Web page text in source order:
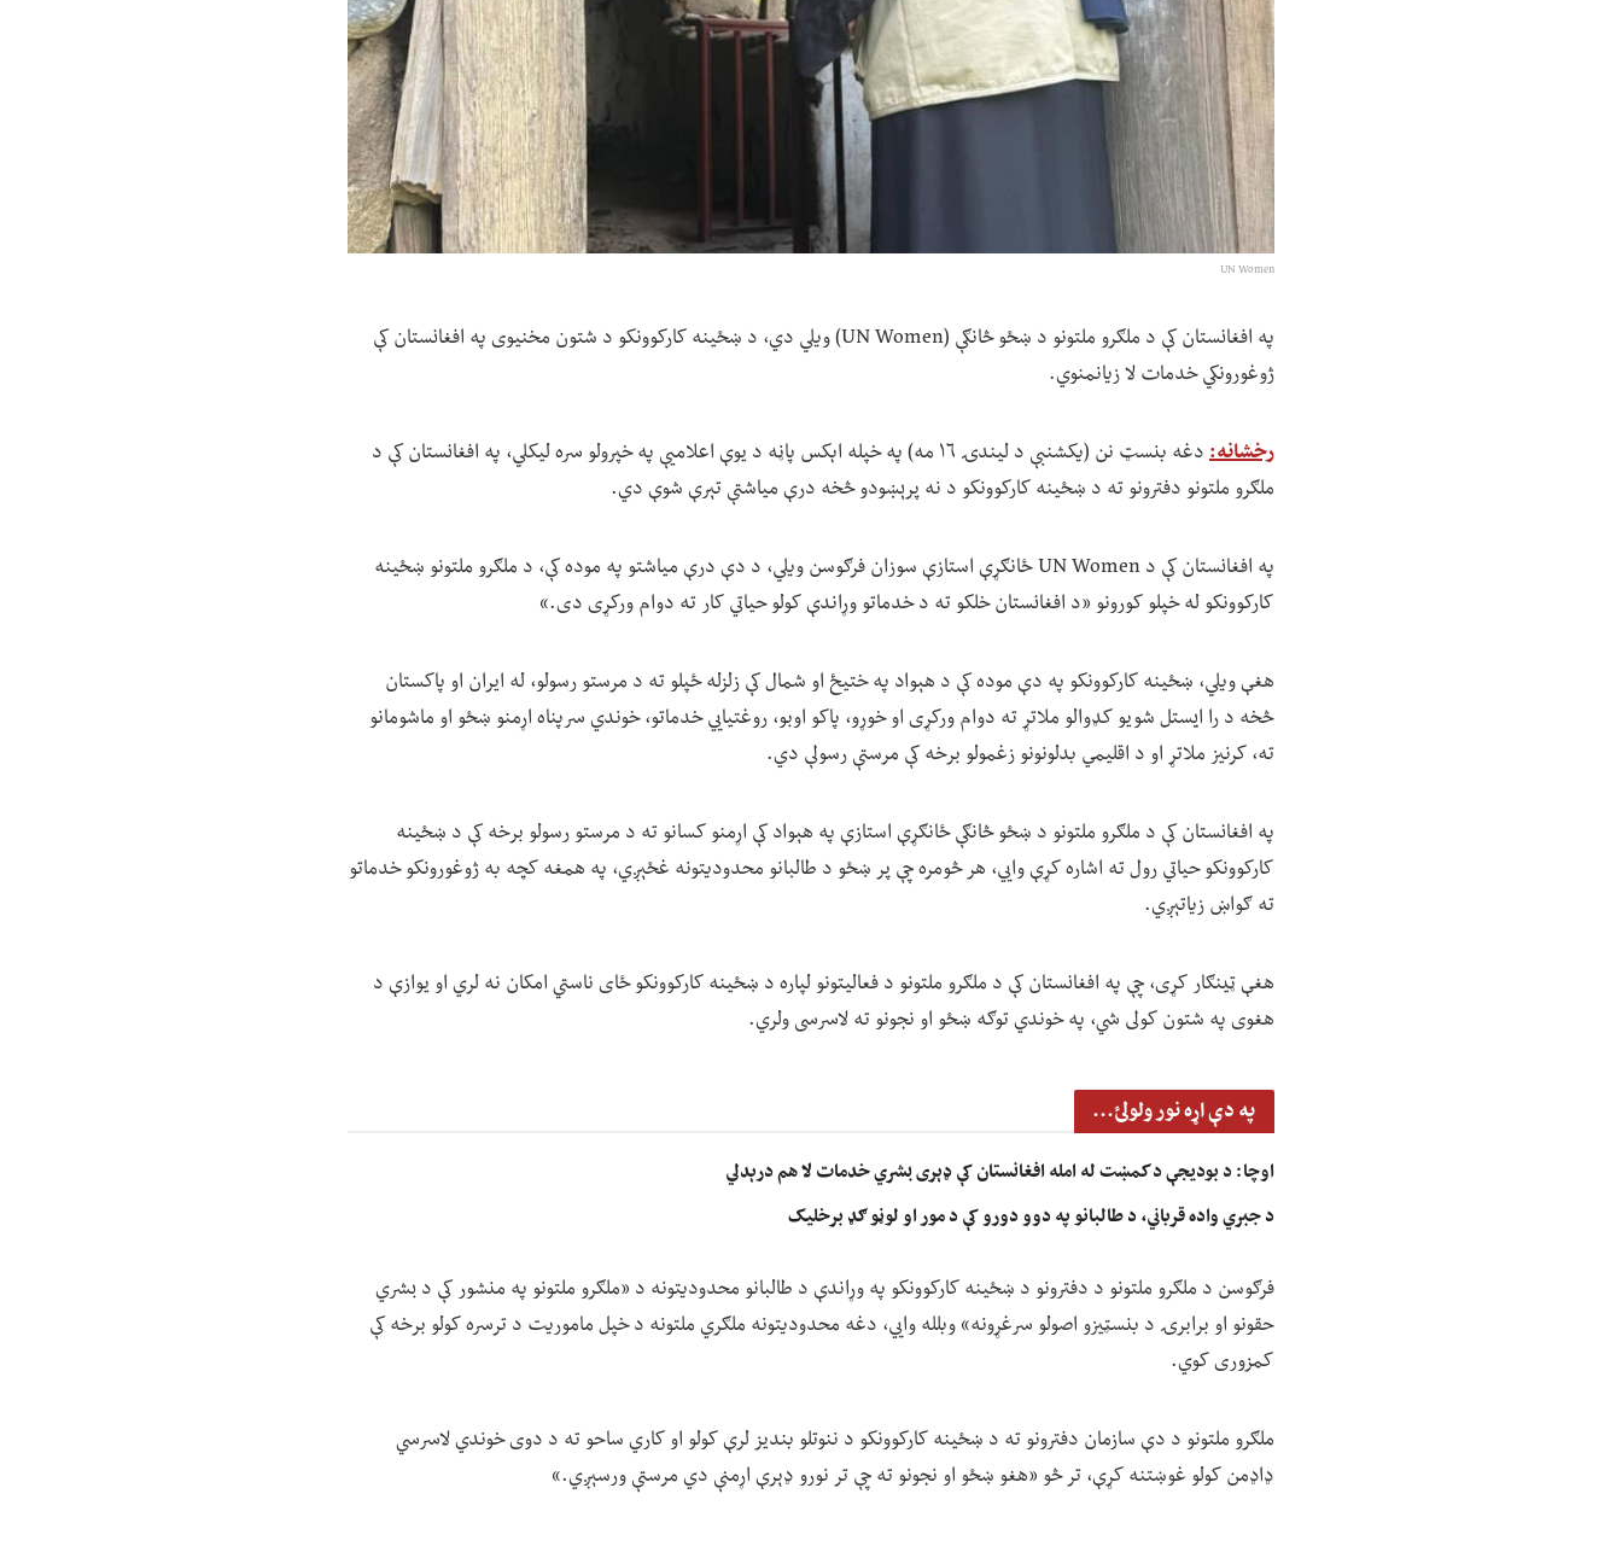
UN Women
په افغانستان کې د ملګرو ملتونو د ښځو څانګې (UN Women) ویلي دي، د ښځینه کارکوونکو د شتون مخنیوی په افغانستان کې
ژوغورونکي خدمات لا زیانمنوي.
رخشانه:
دغه بنسټ نن (یکشنبې د لیندۍ ۱۶ مه) په خپله اېکس پاڼه د یوې اعلامیې په خپرولو سره لیکلي، په افغانستان کې د
ملګرو ملتونو دفترونو ته د ښځينه کارکوونکو د نه پرېښودو څخه درې میاشتې تېرې شوې دي.
په افغانستان کې د UN Women ځانګړې استازې سوزان فرګوسن ویلي، د دې درې میاشتو په موده کې، د ملګرو ملتونو ښځینه
کارکوونکو له خپلو کورونو «د افغانستان خلکو ته د خدماتو وړاندې کولو حیاتي کار ته دوام ورکړی دی.»
هغې ویلي، ښځينه کارکوونکو په دې موده کې د هېواد په ختیځ او شمال کې زلزله ځپلو ته د مرستو رسولو، له ایران او پاکستان
څخه د را ایستل شویو کډوالو ملاتړ ته دوام ورکړی او خوړو، پاکو اوبو، روغتیايي خدماتو، خوندي سرپناه اړمنو ښځو او ماشومانو
ته، کرنیز ملاتړ او د اقلیمي بدلونونو زغمولو برخه کې مرستې رسولې دي.
په افغانستان کې د ملګرو ملتونو د ښځو څانګې ځانګړې استازې په هېواد کې اړمنو کسانو ته د مرستو رسولو برخه کې د ښځينه
کارکوونکو حیاتي رول ته اشاره کړې وايي، هر څومره چې پر ښځو د طالبانو محدودیتونه غځېږي، په همغه کچه به ژوغورونکو خدماتو
ته ګواښ زیاتېږي.
هغې ټينګار کړی، چې په افغانستان کې د ملګرو ملتونو د فعالیتونو لپاره د ښځینه کارکوونکو ځای ناستي امکان نه لري او یوازې د
هغوی په شتون کولی شي، په خوندي توګه ښځو او نجونو ته لاسرسی ولري.
په دې اړه نور ولولئ...
اوچا: د بودیجې د کمښت له امله افغانستان کې ډېری بشري خدمات لا هم درېدلي
د جبري واده قرباني، د طالبانو په دوو دورو کې د مور او لوڼو ګډ برخلیک
فرګوسن د ملګرو ملتونو د دفترونو د ښځینه کارکوونکو په وړاندې د طالبانو محدودیتونه د «ملګرو ملتونو په منشور کې د بشري
حقونو او برابرۍ د بنسټیزو اصولو سرغړونه» وبلله وايي، دغه محدودیتونه ملګري ملتونه د خپل ماموریت د ترسره کولو برخه کې
کمزوری کوي.
ملګرو ملتونو د دې سازمان دفترونو ته د ښځینه کارکوونکو د ننوتلو بندیز لرې کولو او کاري ساحو ته د دوی خوندي لاسرسي
ډاډمن کولو غوښتنه کړې، تر څو «هغو ښځو او نجونو ته چې تر نورو ډېرې اړمنې دي مرستې ورسېږي.»